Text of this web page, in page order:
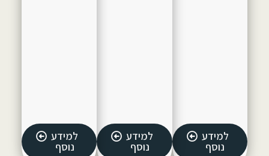
למידע
נוסף
למידע
נוסף
למידע
נוסף